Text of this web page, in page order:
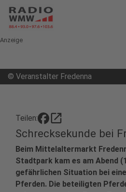
Anzeige
© Veranstalter Fredenna
Teilen: open_in_new
Schrecksekunde bei
Beim Mittelaltermarkt
Stadtpark kam es am Abend
gefährlichen Situation bei
Pferden. Die beteiligten